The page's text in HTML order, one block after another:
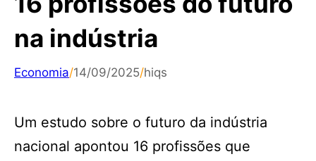
na indústria
Economia/14/09/2025/hiqs
Um estudo sobre o futuro da indústria
nacional apontou 16 profissões que